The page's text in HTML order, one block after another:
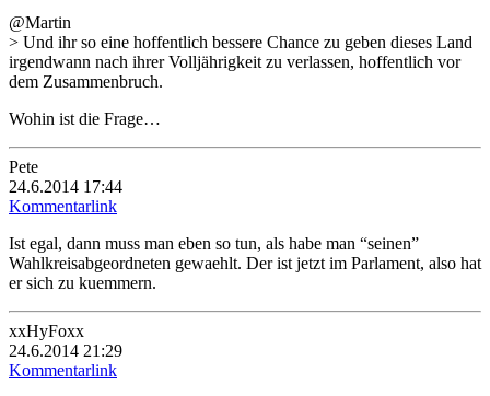
@Martin
> Und ihr so eine hoffentlich bessere Chance zu geben dieses Land
irgendwann nach ihrer Volljährigkeit zu verlassen, hoffentlich vor
dem Zusammenbruch.
Wohin ist die Frage…
Pete
24.6.2014 17:44
Kommentarlink
Ist egal, dann muss man eben so tun, als habe man “seinen”
Wahlkreisabgeordneten gewaehlt. Der ist jetzt im Parlament, also hat
er sich zu kuemmern.
xxHyFoxx
24.6.2014 21:29
Kommentarlink